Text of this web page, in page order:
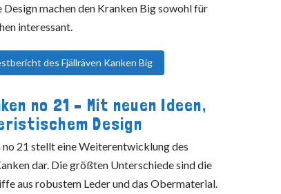
machen den Kranken Big sowohl für
interessant.
des Fjällräven Kanken Big
no 21 – Mit neuen Ideen,
Design
no 21 stellt eine Weiterentwicklung des
dar. Die größten Unterschiede sind die
aus robustem Leder und das Obermaterial.